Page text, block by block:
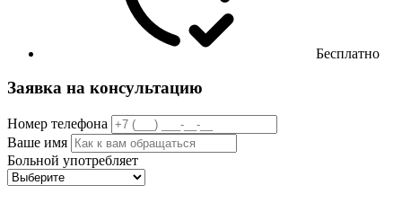
Бесплатно
Заявка на консультацию
Номер телефона
Ваше имя
Больной употребляет